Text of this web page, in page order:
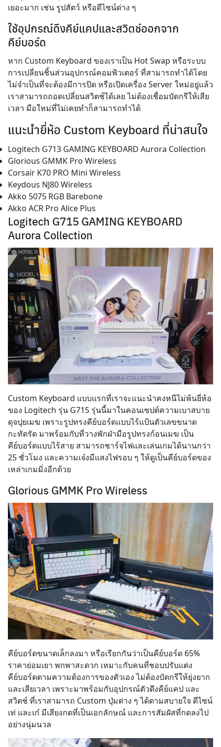
เยอะมาก เช่น รูปสัตว์ หรือดีไซน์ต่าง ๆ
ใช้อุปกรณ์ดึงคีย์แคปและสวิตช์ออกจาก
คีย์บอร์ด
หาก Custom Keyboard ของเราเป็น Hot Swap หรือระบบ
การเปลี่ยนชิ้นส่วนอุปกรณ์คอมพิวเตอร์ ที่สามารถทำได้โดย
ไม่จำเป็นที่จะต้องมีการปิด หรือเปิดเครื่อง Server ใหม่อยู่แล้ว
เราสามารถถอดเปลี่ยนสวิตช์ได้เลย ไม่ต้องเชื่อมบัดกรีให้เสีย
เวลา มือใหม่ที่ไม่เคยทำก็สามารถทำได้
แนะนำยี่ห้อ Custom Keyboard ที่น่าสนใจ
Logitech G713 GAMING KEYBOARD Aurora Collection
Glorious GMMK Pro Wireless
Corsair K70 PRO Mini Wireless
Keydous NJ80 Wireless
Akko 5075 RGB Barebone
Akko ACR Pro Alice Plus
Logitech G715 GAMING KEYBOARD
Aurora Collection
Custom Keyboard แบบแรกที่เราจะแนะนำคงหนีไม่พ้นยี่ห้อ
ของ Logitech รุ่น G715 รุ่นนี้มาในคอนเซปต์ความเบาสบาย
ดุจปุยเมฆ เพราะรูปทรงคีย์บอร์ดแบบไร้แป้นตัวเลขขนาด
กะทัดรัด มาพร้อมกับที่วางพักฝ่ามือรูปทรงก้อนเมฆ เป็น
คีย์บอร์ดแบบไร้สาย สามารถชาร์จไฟและเล่นเกมได้นานกว่า
25 ชั่วโมง และความเจ๋งมีแสงไฟรอบ ๆ ให้ดูเป็นคีย์บอร์ดของ
เหล่าเกมมิ่งอีกด้วย
Glorious GMMK Pro Wireless
คีย์บอร์ดขนาดเล็กลงมา หรือเรียกกันว่าเป็นคีย์บอร์ด 65%
ราคาย่อมเยา พกพาสะดวก เหมาะกับคนที่ชอบปรับแต่ง
คีย์บอร์ดตามความต้องการของตัวเอง ไม่ต้องบัดกรีให้ยุ่งยาก
และเสียเวลา เพราะมาพร้อมกับอุปกรณ์ตัวดึงคีย์แคป และ
สวิตช์ ที่เราสามารถ Custom ปุ่มต่าง ๆ ได้ตามสบายใจ ดีไซน์
เท่ และเก๋ มีเสียงกดที่เป็นเอกลักษณ์ และการสัมผัสที่กดลงไป
อย่างนุ่มนวล